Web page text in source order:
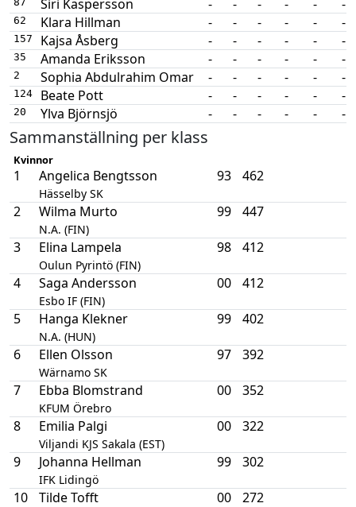
Siri Kaspersson - - - - - -
62 Klara Hillman - - - - - -
157 Kajsa Åsberg - - - - - -
35 Amanda Eriksson - - - - - -
2 Sophia Abdulrahim Omar - - - - - -
124 Beate Pott - - - - - -
20 Ylva Björnsjö - - - - - -
Sammanställning per klass
Kvinnor
1 Angelica Bengtsson
Hässelby SK
93 462
2 Wilma Murto
N.A. (FIN)
99 447
3 Elina Lampela
Oulun Pyrintö (FIN)
98 412
4 Saga Andersson
Esbo IF (FIN)
00 412
5 Hanga Klekner
N.A. (HUN)
99 402
6 Ellen Olsson
Wärnamo SK
97 392
7 Ebba Blomstrand
KFUM Örebro
00 352
8 Emilia Palgi
Viljandi KJS Sakala (EST)
00 322
9 Johanna Hellman
IFK Lidingö
99 302
10 Tilde Tofft 00 272